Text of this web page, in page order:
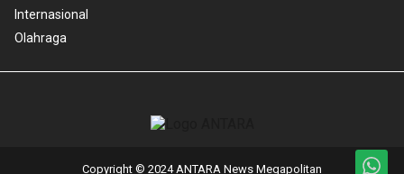
Internasional
Olahraga
Copyright © 2024 ANTARA News Megapolitan